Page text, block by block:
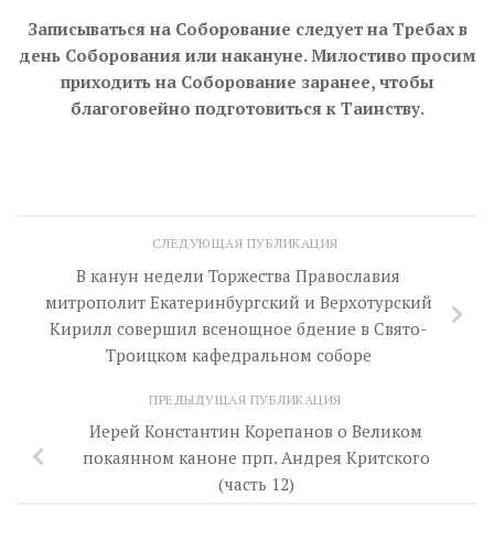
Записываться на Соборование следует на Требах в
день Соборования или накануне. Милостиво просим
приходить на Соборование заранее, чтобы
благоговейно подготовиться к Таинству.
СЛЕДУЮЩАЯ ПУБЛИКАЦИЯ
В канун недели Торжества Православия
митрополит Екатеринбургский и Верхотурский
Кирилл совершил всенощное бдение в Свято-
Троицком кафедральном соборе
ПРЕДЫДУЩАЯ ПУБЛИКАЦИЯ
Иерей Константин Корепанов о Великом
покаянном каноне прп. Андрея Критского
(часть 12)